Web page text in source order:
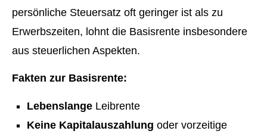
persönliche Steuersatz oft geringer ist als zu
Erwerbszeiten, lohnt die Basisrente insbesondere
aus steuerlichen Aspekten.
Fakten zur Basisrente:
Lebenslange Leibrente
Keine Kapitalauszahlung oder vorzeitige